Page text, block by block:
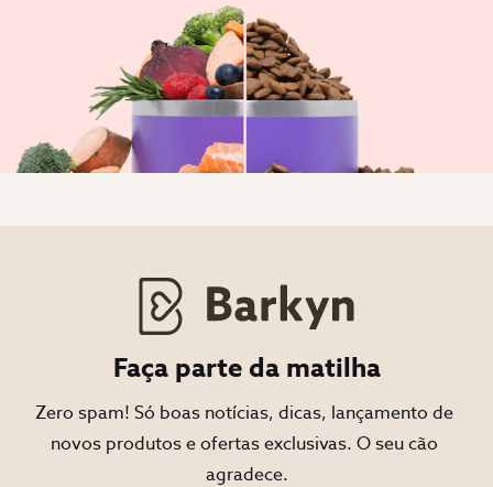
Faça parte da matilha
Zero spam! Só boas notícias, dicas, lançamento de
novos produtos e ofertas exclusivas. O seu cão
agradece.